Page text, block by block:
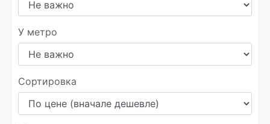
У метро
Сортировка